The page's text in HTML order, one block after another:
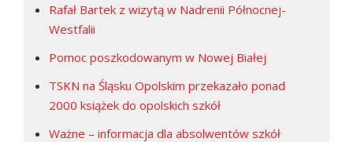
Rafał Bartek z wizytą w Nadrenii Północnej-
Westfalii
Pomoc poszkodowanym w Nowej Białej
TSKN na Śląsku Opolskim przekazało ponad
2000 książek do opolskich szkół
Ważne – informacja dla absolwentów szkół